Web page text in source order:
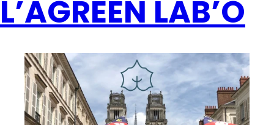
L’AGREEN LAB’O